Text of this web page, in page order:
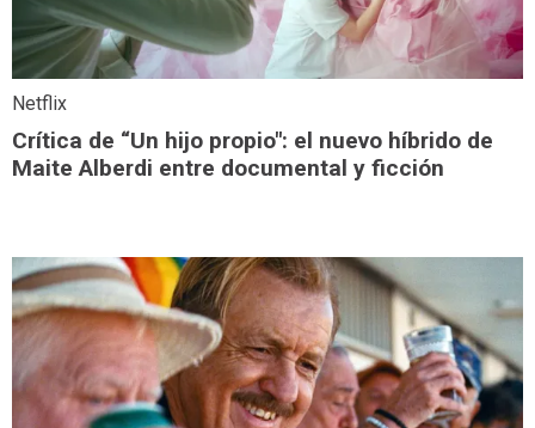
Netflix
Crítica de “Un hijo propio": el nuevo híbrido de
Maite Alberdi entre documental y ficción